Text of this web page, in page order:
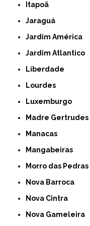
Itapoã
Jaraguá
Jardim América
Jardim Atlantico
Liberdade
Lourdes
Luxemburgo
Madre Gertrudes
Manacas
Mangabeiras
Morro das Pedras
Nova Barroca
Nova Cintra
Nova Gameleira